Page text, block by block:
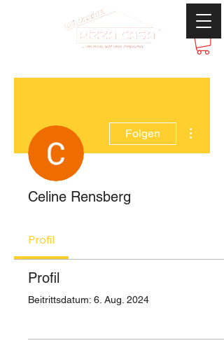
Folgen
Celine Rensberg
Profil
Profil
Beitrittsdatum: 6. Aug. 2024